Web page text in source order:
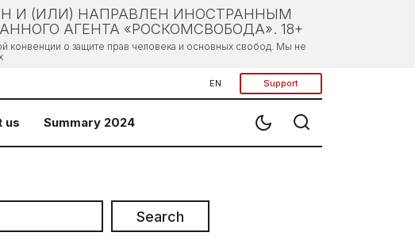
И (ИЛИ) НАПРАВЛЕН ИНОСТРАННЫМ
АГЕНТА «РОСКОМСВОБОДА». 18+
конвенции о защите прав человека и основных свобод. Мы не
EN Support
us Summary 2024
Search